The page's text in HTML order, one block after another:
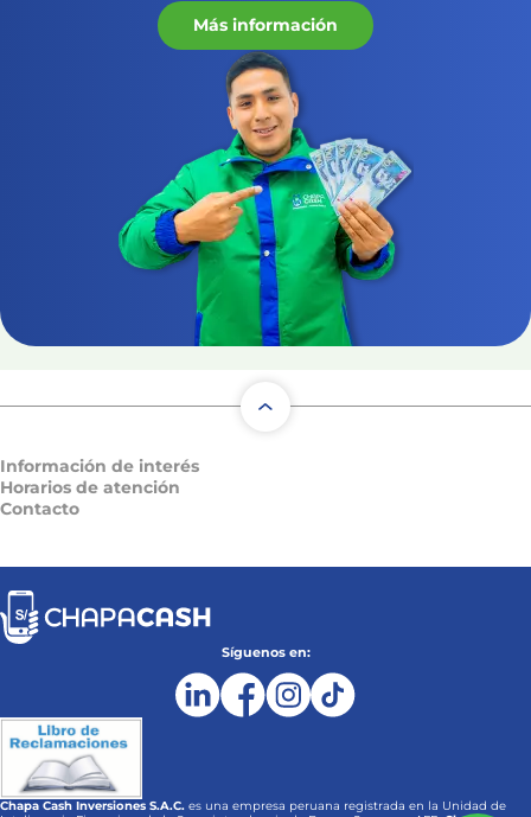
Más información
Información de interés
Horarios de atención
Contacto
Chapa Cash Inversiones S.A.C. es una empresa peruana registrada en la Unidad de
Síguenos en: